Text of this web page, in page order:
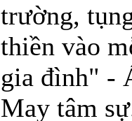
trường,
thiền vào
gia đình" -
May tâm